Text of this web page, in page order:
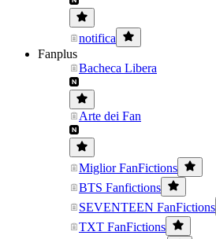
notifica
Fanplus
Bacheca Libera
Arte dei Fan
Miglior FanFictions
BTS Fanfictions
SEVENTEEN FanFictions
TXT FanFictions